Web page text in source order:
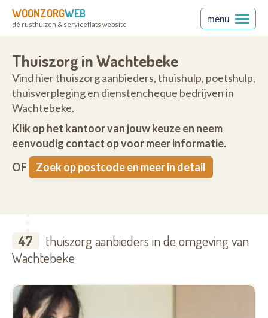
WOONZORGWEB
dé rusthuizen & serviceflats website
menu
Thuiszorg in Wachtebeke
Vind hier thuiszorg aanbieders, thuishulp, poetshulp,
thuisverpleging en dienstencheque bedrijven in
Wachtebeke.
Klik op het kantoor van jouw keuze en neem
eenvoudig contact op voor meer informatie.
OF
Zoek op postcode en meer in detail
47
thuiszorg aanbieders in de omgeving van
Wachtebeke